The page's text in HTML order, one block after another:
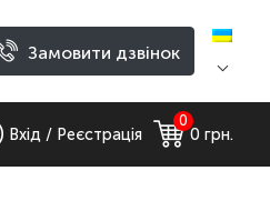
Замовити дзвінок
Вхід / Реєстрація
0
0 грн.